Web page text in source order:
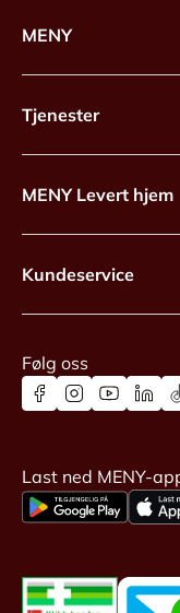
MENY
Tjenester
MENY Levert hjem
Kundeservice
Følg oss
Last ned MENY-